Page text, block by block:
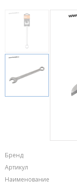
Бренд
Артикул
Наименование